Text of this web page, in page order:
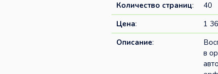
Количество страниц:
40
Цена:
1
Описание:
в